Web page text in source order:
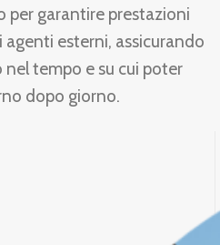
garantire prestazioni
agenti esterni, assicurando
tempo e su cui poter
dopo giorno.